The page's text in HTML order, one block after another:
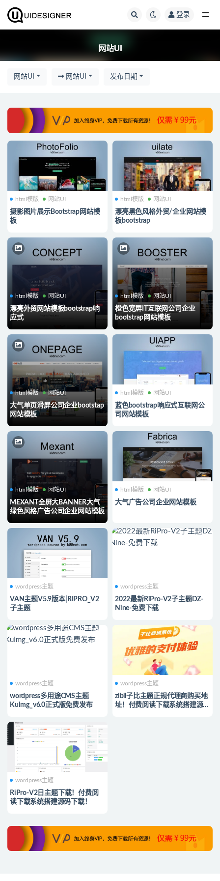
登录
网站UI
网站UI 网站UI 发布日期
html模版 网站UI
摄影图片展示Bootstrap网站模
板
html模版 网站UI
漂亮黑色风格外贸/企业网站模
板bootstrap
html模版 网站UI
漂亮外贸网站模板bootstrap响
应式
html模版 网站UI
橙色宽屏IT互联网公司企业
bootstrap网站模板
html模版 网站UI
大气单页滑屏公司企业bootstap
网站模板
html模版 网站UI
蓝色bootstrap响应式互联网公
司网站模板
html模版 网站UI
MEXANT全屏大BANNER大气
绿色风格广告公司企业网站模板
html模版 网站UI
大气广告公司企业网站模板
wordpress主题
VAN主题V5.9版本|RIPRO_V2
子主题
wordpress主题
2022最新RiPro-V2子主题DZ-
Nine-免费下载
wordpress主题
wordpress多用途CMS主题
KuImg_v6.0正式版免费发布
wordpress主题
zibll子比主题正规代理商购买地
址！付费阅读下载系统搭建源码
wordpress主题
RiPro-V2日主题下载！付费阅
读下载系统搭建源码下载！